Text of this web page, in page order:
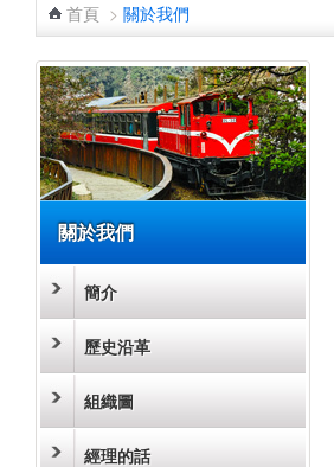
首頁 > 關於我們
關於我們
簡介
歷史沿革
組織圖
經理的話